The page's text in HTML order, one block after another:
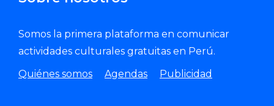
Somos la primera plataforma en comunicar
actividades culturales gratuitas en Perú.
Quiénes somos
Agendas Publicidad